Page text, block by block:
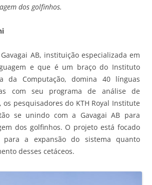
dos golfinhos.
AB, instituição especializada em
e que é um braço do Instituto
da Computação, domina 40 línguas
com seu programa de análise de
os pesquisadores do KTH Royal Institute
se unindo com a Gavagai AB para
dos golfinhos. O projeto está focado
a expansão do sistema quanto
desses cetáceos.